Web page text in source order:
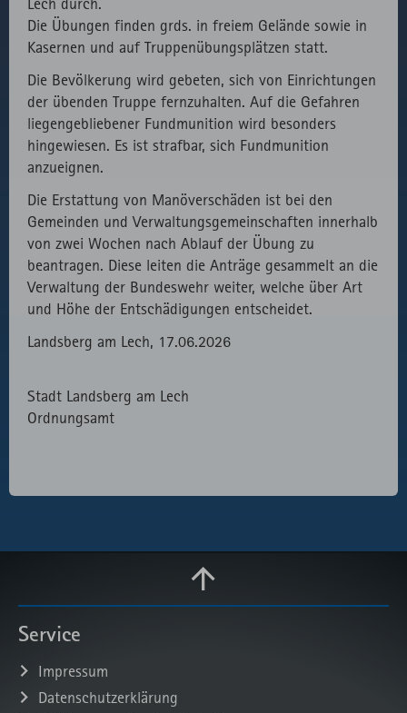
Die Übungen finden grds. in freiem Gelände sowie in
Kasernen und auf Truppenübungsplätzen statt.
Die Bevölkerung wird gebeten, sich von Einrichtungen
der übenden Truppe fernzuhalten. Auf die Gefahren
liegengebliebener Fundmunition wird besonders
hingewiesen. Es ist strafbar, sich Fundmunition
anzueignen.
Die Erstattung von Manöverschäden ist bei den
Gemeinden und Verwaltungsgemeinschaften innerhalb
von zwei Wochen nach Ablauf der Übung zu
beantragen. Diese leiten die Anträge gesammelt an die
Verwaltung der Bundeswehr weiter, welche über Art
und Höhe der Entschädigungen entscheidet.
Landsberg am Lech, 17.06.2026
Stadt Landsberg am Lech
Ordnungsamt
Service
Impressum
Datenschutzerklärung
des lokal
eingebunden